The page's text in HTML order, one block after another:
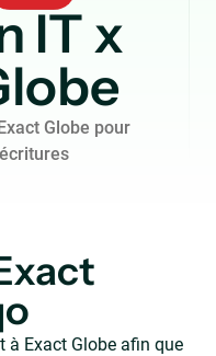
IT x
Globe pour
à Exact Globe afin que